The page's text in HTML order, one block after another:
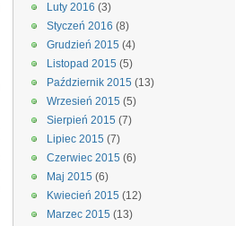
Luty 2016 (3)
Styczeń 2016 (8)
Grudzień 2015 (4)
Listopad 2015 (5)
Październik 2015 (13)
Wrzesień 2015 (5)
Sierpień 2015 (7)
Lipiec 2015 (7)
Czerwiec 2015 (6)
Maj 2015 (6)
Kwiecień 2015 (12)
Marzec 2015 (13)